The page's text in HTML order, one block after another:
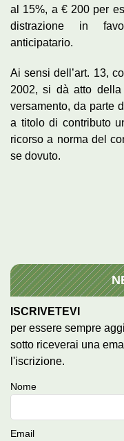
al 15%, a € 200 per
distrazione in
anticipatario.
Ai sensi dell’art. 13,
2002, si dà atto della
versamento, da parte
a titolo di contributo
ricorso a norma del
se dovuto.
ISCRIVETEVI
per essere sempre
sotto riceverai una
l'iscrizione.
Nome
Email